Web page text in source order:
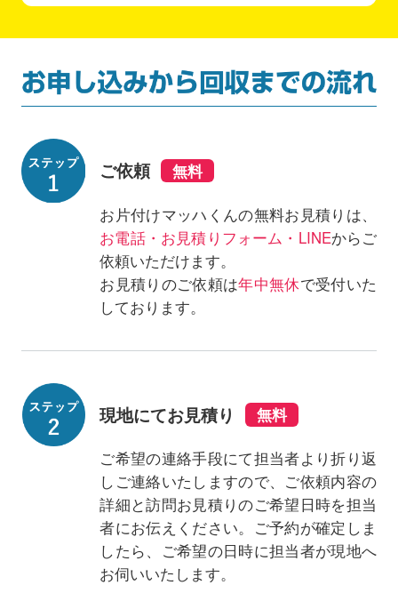
ご依頼
お片付けマッハくんの無料お見積りは、
お電話・お見積りフォーム・LINEからご
依頼いただけます。
お見積りのご依頼は年中無休で受付いた
しております。
現地にてお見積り
ご希望の連絡手段にて担当者より折り返
しご連絡いたしますので、ご依頼内容の
詳細と訪問お見積りのご希望日時を担当
者にお伝えください。ご予約が確定しま
したら、ご希望の日時に担当者が現地へ
お伺いいたします。